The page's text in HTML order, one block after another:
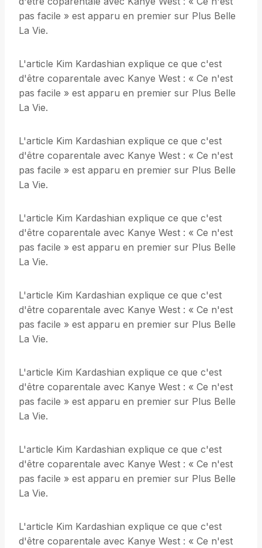
pas facile » est apparu en premier sur Plus Belle
La Vie.
L'article Kim Kardashian explique ce que c'est
d'être coparentale avec Kanye West : « Ce n'est
pas facile » est apparu en premier sur Plus Belle
La Vie.
L'article Kim Kardashian explique ce que c'est
d'être coparentale avec Kanye West : « Ce n'est
pas facile » est apparu en premier sur Plus Belle
La Vie.
L'article Kim Kardashian explique ce que c'est
d'être coparentale avec Kanye West : « Ce n'est
pas facile » est apparu en premier sur Plus Belle
La Vie.
L'article Kim Kardashian explique ce que c'est
d'être coparentale avec Kanye West : « Ce n'est
pas facile » est apparu en premier sur Plus Belle
La Vie.
L'article Kim Kardashian explique ce que c'est
d'être coparentale avec Kanye West : « Ce n'est
pas facile » est apparu en premier sur Plus Belle
La Vie.
L'article Kim Kardashian explique ce que c'est
d'être coparentale avec Kanye West : « Ce n'est
pas facile » est apparu en premier sur Plus Belle
La Vie.
L'article Kim Kardashian explique ce que c'est
d'être coparentale avec Kanye West : « Ce n'est